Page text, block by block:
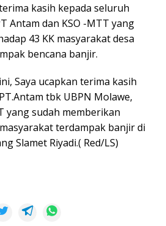
kasih kepada seluruh
Antam dan KSO -MTT yang
43 KK masyarakat desa
bencana banjir.
Saya ucapkan terima kasih
tbk UBPN Molawe,
yang sudah memberikan
terdampak banjir di
Slamet Riyadi.( Red/LS)